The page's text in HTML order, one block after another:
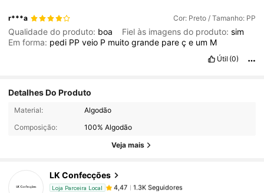
r***a Cor: Preto / Tamanho: PP
Qualidade do produto: boa Fiel às imagens do produto:sim
Em forma: pedi PPveio P muitogrande pareçe um M
Útil (0)
Detalhes Do Produto
Material:
Algodão
Composição:
100% Algodão
Veja mais
LK Confecções
Loja Parceira Local
4,47 1.3K Seguidores
4,47 1.3K Seguidores